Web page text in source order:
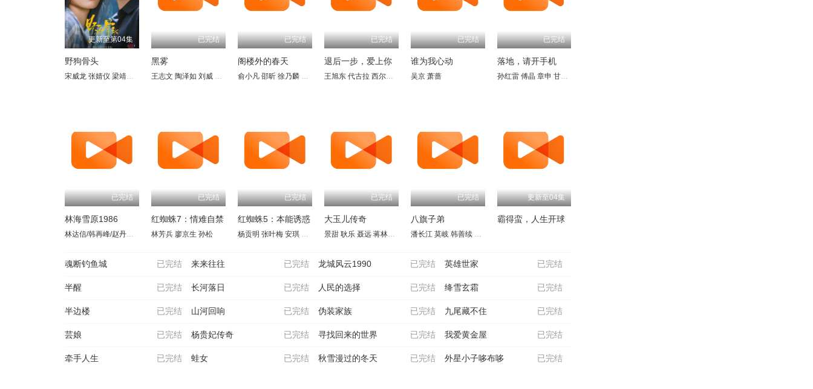
更新至第04集
野狗骨头
宋威龙 张婧仪 梁靖康 何瑞贤 练练 何明翰 周铁 赵龙豪 田征 苗若芃 杨雪儿 严智超 曲靖 孙亦鸿 汤加文 吴其江 吴弘 凌美仕 陈子萱
已完结
黑雾
王志文 陶泽如 刘威 张晓林 田海蓉 吕凉 孔维 赵雅莉 雷明 翟乃社 吕启凤 林栋甫 于东江 孙岚 王余昌 张黎明 洪融 宋世英
已完结
阁楼外的春天
俞小凡 邵昕 徐乃麟 潘仪君 娄培华 刘世范
退后一步，爱上你
王旭东 代古拉 西尔扎提 陈静 矫昊 陈樱丹 廖梦妍 瑾颜
已完结
谁为我心动
吴京 萧蔷
已完结
落地，请开手机
孙红雷 傅晶 章申 甘婷婷
已完结
林海雪原1986
已完结
红蜘蛛7：情难自禁
林芳兵 廖京生 孙松
已完结
红蜘蛛5：本能诱惑
杨贡明 张叶梅 安琪 王天妮 李亚天
已完结
大玉儿传奇
景甜 耿乐 聂远 蒋林静 惠英红 于荣光 万沛鑫
已完结
八旗子弟
潘长江 莫岐 韩善续
更新至04集
霸得蛮，人生开球
已完结
魂断钓鱼城 已完结
来来往往 已完结
龙城风云1990 已完结
英雄世家
已完结
半醒 已完结
长河落日 已完结
人民的选择 已完结
绛雪玄霜
已完结
半边楼 已完结
山河回响 已完结
伪装家族 已完结
九尾藏不住
已完结
芸娘 已完结
杨贵妃传奇 已完结
寻找回来的世界 已完结
我爱黄金屋
已完结
牵手人生 已完结
蛙女 已完结
秋雪漫过的冬天 已完结
外星小子哆布哆